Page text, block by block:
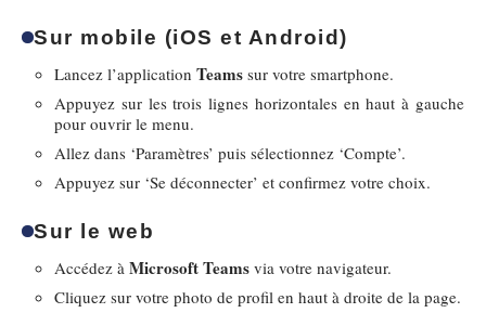
Sur mobile (iOS et Android)
Lancez l’application Teams sur votre smartphone.
Appuyez sur les trois lignes horizontales en haut à gauche
pour ouvrir le menu.
Allez dans ‘Paramètres’ puis sélectionnez ‘Compte’.
Appuyez sur ‘Se déconnecter’ et confirmez votre choix.
Sur le web
Accédez à Microsoft Teams via votre navigateur.
Cliquez sur votre photo de profil en haut à droite de la page.